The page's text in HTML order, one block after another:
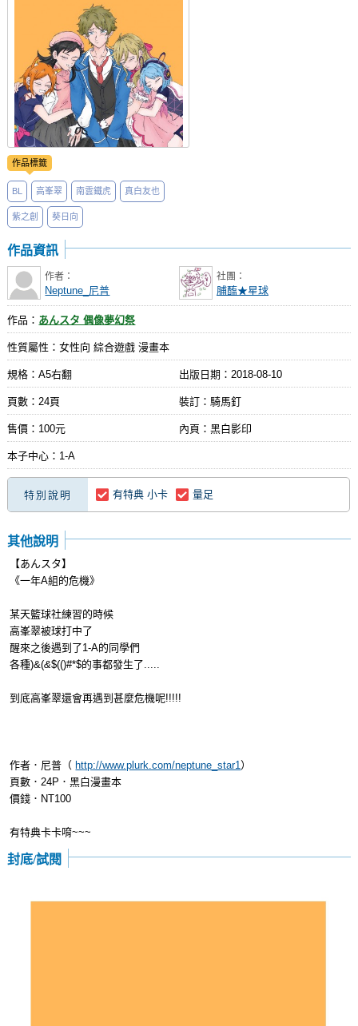
作品標籤
BL 高峯翠 南雲鐵虎 真白友也
紫之創 葵日向
作品資訊
作者：
Neptune_尼普
社團：
脯醢★星球
作品： あんスタ 偶像夢幻祭
性質屬性：女性向 綜合遊戲 漫畫本
規格：A5右翻 出版日期： 2018-08-10
頁數：24頁 裝訂：騎馬釘
售價：100元 內頁：黑白影印
本子中心：1-A
特別說明 有特典 小卡 量足
其他說明
【あんスタ】
《一年A組的危機》
某天籃球社練習的時候
高峯翠被球打中了
醒來之後遇到了1-A的同學們
各種)&(&$(()#*$的事都發生了.....
到底高峯翠還會再遇到甚麼危機呢!!!!!
作者．尼普（ http://www.plurk.com/neptune_star1）
頁數．24P．黑白漫畫本
價錢．NT100
有特典卡卡唷~~~
封底/試閱